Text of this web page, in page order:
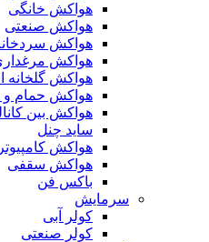
هواکش خانگی
هواکش صنعتی
هواکش
هواکش
هواکش گلخانه
هواکش حمام
هواکش بین
ساید چنل
هواکش
هواکش سقفی
باکس فن
سرمایش
کولر آبی
کولر صنعتی